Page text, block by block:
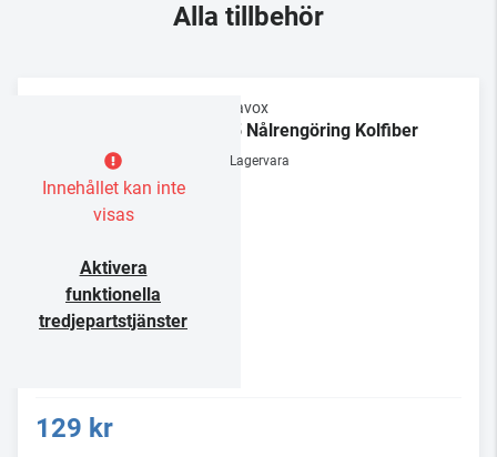
Alla tillbehör
Innehållet kan inte
visas
Aktivera
funktionella
tredjepartstjänster
Dynavox
NC5 Nålrengöring Kolfiber
Lagervara
129 kr